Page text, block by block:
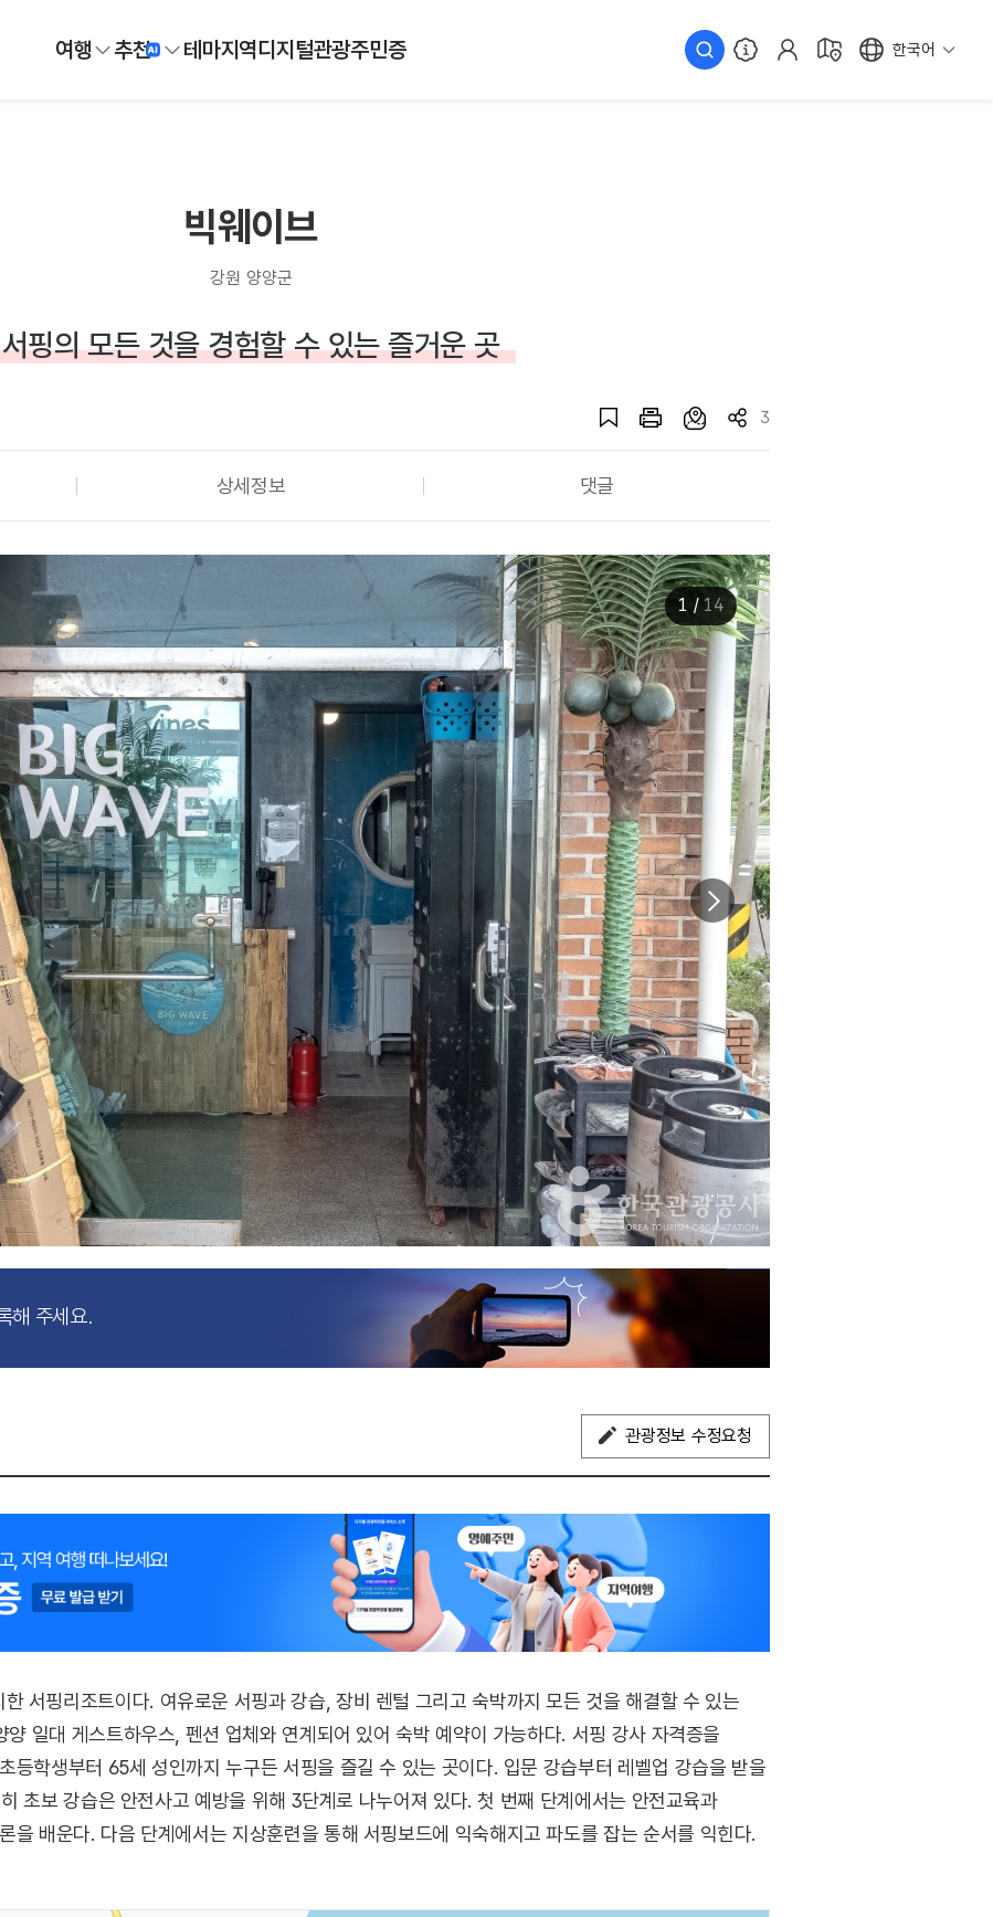
여행 추천 테마지역디지털관광주민증 한국어
빅웨이브
강원 양양군
서핑의 모든 것을 경험할 수 있는 즐거운 곳
3
상세정보 댓글
1 / 14
해 주세요.
관광정보 수정요청
서핑리조트이다. 여유로운 서핑과 강습, 장비 렌털 그리고 숙박까지 모든 것을 해결할 수 있는
일대 게스트하우스, 펜션 업체와 연계되어 있어 숙박 예약이 가능하다. 서핑 강사 자격증을
등학생부터 65세 성인까지 누구든 서핑을 즐길 수 있는 곳이다. 입문 강습부터 레벨업 강습을 받을
초보 강습은 안전사고 예방을 위해 3단계로 나누어져 있다. 첫 번째 단계에서는 안전교육과
을 배운다. 다음 단계에서는 지상훈련을 통해 서핑보드에 익숙해지고 파도를 잡는 순서를 익힌다.